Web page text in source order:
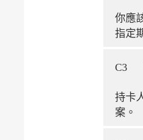
你應
指定
C3
持卡
案。